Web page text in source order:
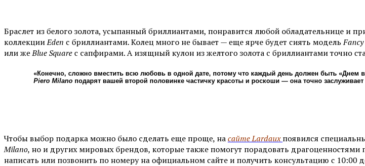
Браслет из белого золота, усыпанный бриллиантами, понравится любой обладательнице и
коллекцииEden с бриллиантами. Колец много не бывает — еще ярче будет сиять модель
или жеBlue Square с сапфирами. А изящный кулон из желтого золота с бриллиантами точно
«Конечно, сложно вместить всю любовь в одной дате, потому что каждый день должен быть «Днем
Piero Milano подарят вашей второй половинке частичку красоты и роскоши — она точно
Чтобы выбор подарка можно было сделать еще проще, насайте Lardaux появился
Milano, но и других мировых брендов, которые также помогут порадовать драгоценностями
написать или позвонить по номеру на официальном сайте и получить консультацию с 10:00